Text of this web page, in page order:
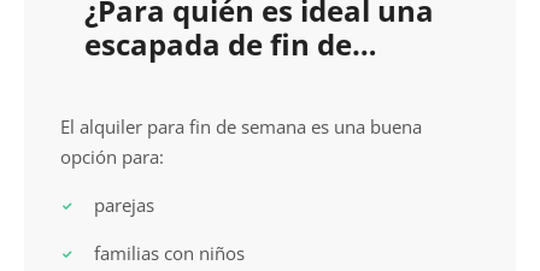
¿Para quién es ideal una
escapada de fin de
El alquiler para fin de semana es una buena
opción para:
parejas
familias con niños